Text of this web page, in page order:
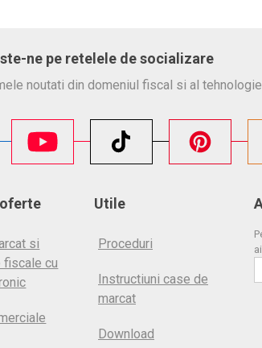
ne pe retelele de socializare
noutati din domeniul fiscal si al
si
fiscale cu
Utile
Proceduri
Instructiuni case de
marcat
Download